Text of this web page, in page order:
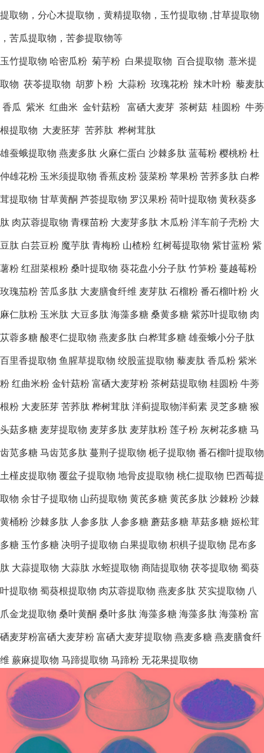
提取物，分心木提取物，黄精提取物，玉竹提取物 ,甘草提取物
，苦瓜提取物，苦参提取物等
玉竹提取物 哈密瓜粉 菊芋粉 白果提取物 百合提取物 薏米提
取物 茯苓提取物 胡萝卜粉 大蒜粉 玫瑰花粉 辣木叶粉 藜麦肽
香瓜 紫米 红曲米 金针菇粉 富硒大麦芽 茶树菇 桂圆粉 牛蒡
根提取物 大麦胚芽 苦荞肽 桦树茸肽
雄蚕蛾提取物 燕麦多肽 火麻仁蛋白 沙棘多肽 蓝莓粉 樱桃粉 杜
仲雄花粉 玉米须提取物 香蕉皮粉 菠菜粉 苹果粉 苦荞多肽 白桦
茸提取物 甘草黄酮 芦荟提取物 罗汉果粉 荷叶提取物 黄秋葵多
肽 肉苁蓉提取物 青稞苗粉 大麦芽多肽 木瓜粉 洋车前子壳粉 大
豆肽 白芸豆粉 魔芋肽 青梅粉 山楂粉 红树莓提取物 紫甘蓝粉 紫
薯粉 红甜菜根粉 桑叶提取物 葵花盘小分子肽 竹笋粉 蔓越莓粉
玫瑰茄粉 苦瓜多肽 大麦膳食纤维 麦芽肽 石榴粉 番石榴叶粉 火
麻仁肽粉 玉米肽 大豆多肽 海藻多糖 桑黄多糖 紫苏叶提取物 肉
苁蓉多糖 酸枣仁提取物 燕麦多肽 白桦茸多糖 雄蚕蛾小分子肽
百里香提取物 鱼腥草提取物 绞股蓝提取物 藜麦肽 香瓜粉 紫米
粉 红曲米粉 金针菇粉 富硒大麦芽粉 茶树菇提取物 桂圆粉 牛蒡
根粉 大麦胚芽 苦荞肽 桦树茸肽 洋蓟提取物洋蓟素 灵芝多糖 猴
头菇多糖 麦芽提取物 麦芽多肽 麦芽肽粉 莲子粉 灰树花多糖 马
齿苋多糖 马齿苋多肽 蔓荆子提取物 栀子提取物 番石榴叶提取物
土槿皮提取物 覆盆子提取物 地骨皮提取物 桃仁提取物 巴西莓提
取物 余甘子提取物 山药提取物 黄芪多糖 黄芪多肽 沙棘粉 沙棘
黄桶粉 沙棘多肽 人参多肽 人参多糖 蘑菇多糖 草菇多糖 姬松茸
多糖 玉竹多糖 决明子提取物 白果提取物 枳椇子提取物 昆布多
肽 大蒜提取物 大蒜肽 水蛭提取物 商陆提取物 茯苓提取物 蜀葵
叶提取物 蜀葵根提取物 肉苁蓉提取物 燕麦多肽 芡实提取物 八
爪金龙提取物 桑叶黄酮 桑叶多肽 海藻多糖 海藻多肽 海藻粉 富
硒麦芽粉富硒大麦芽粉 富硒大麦芽提取物 燕麦多糖 燕麦膳食纤
维 蕨麻提取物 马蹄提取物 马蹄粉 无花果提取物